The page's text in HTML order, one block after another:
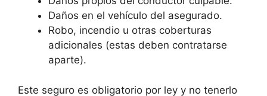
Daños en el vehículo del asegurado.
Robo, incendio u otras coberturas
adicionales (estas deben contratarse
aparte).
Este seguro es obligatorio por ley y no tenerlo